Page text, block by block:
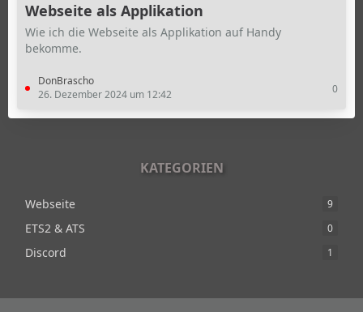
Webseite als Applikation
Wie ich die Webseite als Applikation auf Handy
bekomme.
DonBrascho
26. Dezember 2024 um 12:42
0
KATEGORIEN
Webseite 9
ETS2 & ATS 0
Discord 1